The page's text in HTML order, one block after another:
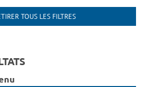
TOUS LES FILTRES